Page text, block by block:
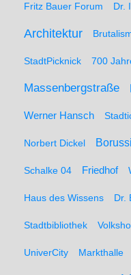
Fritz Bauer Forum Dr.
Architektur
StadtPicknick 700
Massenbergstraße
Werner Hansch
Norbert Dickel
Schalke 04 Friedhof
Haus des Wissens Dr.
Stadtbibliothek
UniverCity Markthalle